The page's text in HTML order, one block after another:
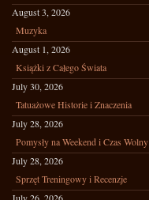
August 3, 2026
Muzyka
August 1, 2026
Książki z Całego Świata
July 30, 2026
Tatuażowe Historie i Znaczenia
July 28, 2026
Pomysły na Weekend i Czas Wolny
July 28, 2026
Sprzęt Treningowy i Recenzje